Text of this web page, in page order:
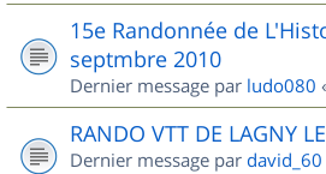
15e Randonnée de
septmbre 2010
Dernier message par ludo080
RANDO VTT DE LAGNY
Dernier message par david_60